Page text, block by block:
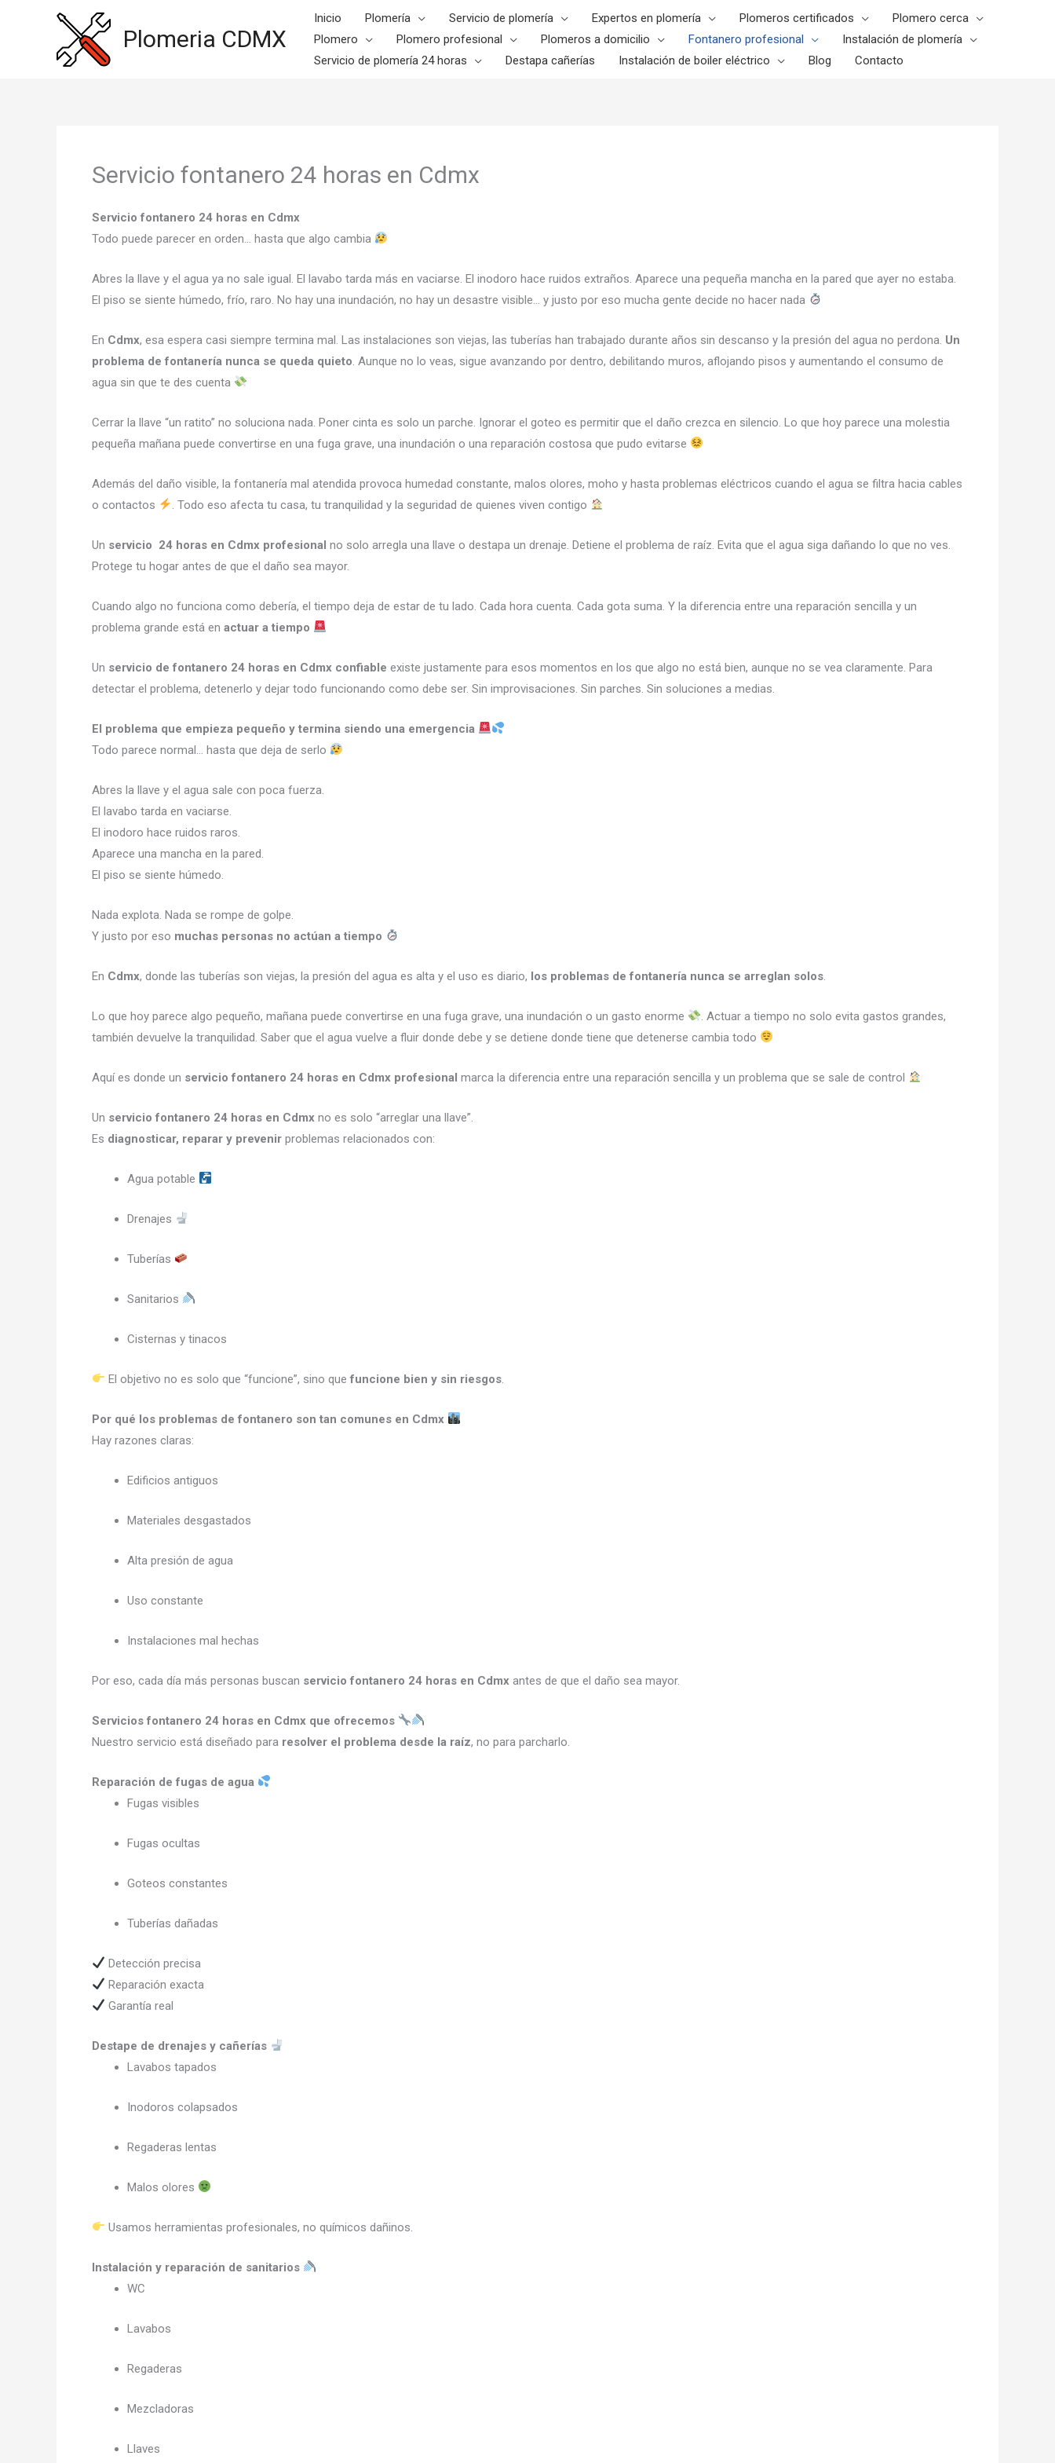
Plomeria CDMX
Inicio Plomería Servicio de plomería Expertos en plomería Plomeros certificados
Plomero cerca
Plomero
Plomero profesional Plomeros a domicilio Fontanero profesional
Instalación de plomería
Servicio de plomería 24 horas
Destapa cañerías Instalación de boiler eléctrico Blog Contacto
Servicio fontanero 24 horas en Cdmx
Servicio fontanero 24 horas en Cdmx
Todo puede parecer en orden… hasta que algo cambia
Abres la llave y el agua ya no sale igual. El lavabo tarda más en vaciarse. El inodoro hace ruidos extraños. Aparece una pequeña mancha en la pared que ayer no estaba.
El piso se siente húmedo, frío, raro. No hay una inundación, no hay un desastre visible… y justo por eso mucha gente decide no hacer nada
En Cdmx, esa espera casi siempre termina mal. Las instalaciones son viejas, las tuberías han trabajado durante años sin descanso y la presión del agua no perdona. Un
problema de fontanería nunca se queda quieto . Aunque no lo veas, sigue avanzando por dentro, debilitando muros, aflojando pisos y aumentando el consumo de
agua sin que te des cuenta
Cerrar la llave “un ratito” no soluciona nada. Poner cinta es solo un parche. Ignorar el goteo es permitir que el daño crezca en silencio. Lo que hoy parece una molestia
pequeña mañana puede convertirse en una fuga grave, una inundación o una reparación costosa que pudo evitarse
Además del daño visible, la fontanería mal atendida provoca humedad constante, malos olores, moho y hasta problemas eléctricos cuando el agua se filtra hacia cables
o contactos
. Todo eso afecta tu casa, tu tranquilidad y la seguridad de quienes viven contigo
Un servicio 24 horas en Cdmx profesional no solo arregla una llave o destapa un drenaje. Detiene el problema de raíz. Evita que el agua siga dañando lo que no ves.
Protege tu hogar antes de que el daño sea mayor.
Cuando algo no funciona como debería, el tiempo deja de estar de tu lado. Cada hora cuenta. Cada gota suma. Y la diferencia entre una reparación sencilla y un
problema grande está en actuar a tiempo
Un servicio de fontanero 24 horas en Cdmx confiable existe justamente para esos momentos en los que algo no está bien, aunque no se vea claramente. Para
detectar el problema, detenerlo y dejar todo funcionando como debe ser. Sin improvisaciones. Sin parches. Sin soluciones a medias.
El problema que empieza pequeño y termina siendo una emergencia
Todo parece normal… hasta que deja de serlo
Abres la llave y el agua sale con poca fuerza.
El lavabo tarda en vaciarse.
El inodoro hace ruidos raros.
Aparece una mancha en la pared.
El piso se siente húmedo.
Nada explota. Nada se rompe de golpe.
Y justo por eso muchas personas no actúan a tiempo
En Cdmx, donde las tuberías son viejas, la presión del agua es alta y el uso es diario, los problemas de fontanería nunca se arreglan solos
Lo que hoy parece algo pequeño, mañana puede convertirse en una fuga grave, una inundación o un gasto enorme
. Actuar a tiempo no solo evita gastos grandes,
también devuelve la tranquilidad. Saber que el agua vuelve a fluir donde debe y se detiene donde tiene que detenerse cambia todo
Aquí es donde un servicio fontanero 24 horas en Cdmx profesional marca la diferencia entre una reparación sencilla y un problema que se sale de control
Un servicio fontanero 24 horas en Cdmx no es solo “arreglar una llave”.
Es diagnosticar, reparar y prevenir problemas relacionados con:
Agua potable
Drenajes
Tuberías
Sanitarios
Cisternas y tinacos
El objetivo no es solo que “funcione”, sino quefuncione bien y sin riesgos
Por qué los problemas de fontanero son tan comunes en Cdmx
Hay razones claras:
Edificios antiguos
Materiales desgastados
Alta presión de agua
Uso constante
Instalaciones mal hechas
Por eso, cada día más personas buscan servicio fontanero 24 horas en Cdmx antes de que el daño sea mayor.
Servicios fontanero 24 horas en Cdmx que ofrecemos
Nuestro servicio está diseñado para resolver el problema desde la raíz, no para parcharlo.
Reparación de fugas de agua
Fugas visibles
Fugas ocultas
Goteos constantes
Tuberías dañadas
Detección precisa
Reparación exacta
Garantía real
Destape de drenajes y cañerías
Lavabos tapados
Inodoros colapsados
Regaderas lentas
Malos olores
Usamos herramientas profesionales, no químicos dañinos.
Instalación y reparación de sanitarios
WC
Lavabos
Regaderas
Mezcladoras
Llaves